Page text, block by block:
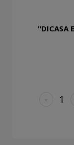
"DICASA
-